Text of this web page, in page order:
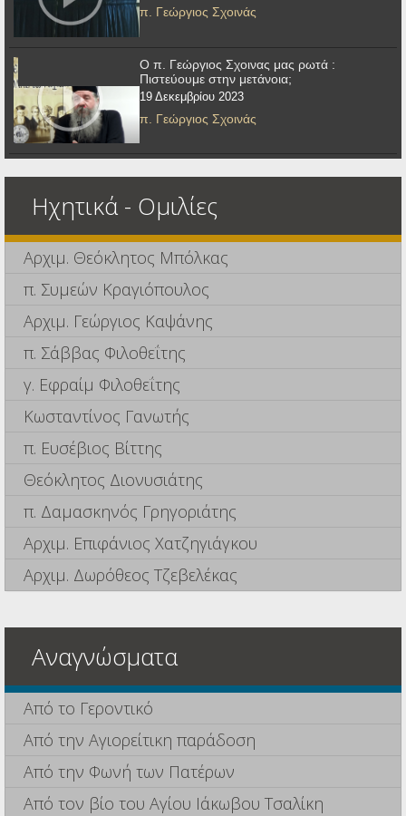
π. Γεώργιος Σχοινάς
Ο π. Γεώργιος Σχοινας μας ρωτά :
Πιστεύουμε στην μετάνοια;
19 Δεκεμβρίου 2023
π. Γεώργιος Σχοινάς
Ηχητικά - Ομιλίες
Αρχιμ. Θεόκλητος Μπόλκας
π. Συμεών Κραγιόπουλος
Αρχιμ. Γεώργιος Καψάνης
π. Σάββας Φιλοθεΐτης
γ. Εφραίμ Φιλοθεΐτης
Κωσταντίνος Γανωτής
π. Ευσέβιος Βίττης
Θεόκλητος Διονυσιάτης
π. Δαμασκηνός Γρηγοριάτης
Αρχιμ. Επιφάνιος Χατζηγιάγκου
Αρχιμ. Δωρόθεος Τζεβελέκας
Αναγνώσματα
Από το Γεροντικό
Από την Αγιορείτικη παράδοση
Από την Φωνή των Πατέρων
Από τον βίο του Αγίου Ιάκωβου Τσαλίκη